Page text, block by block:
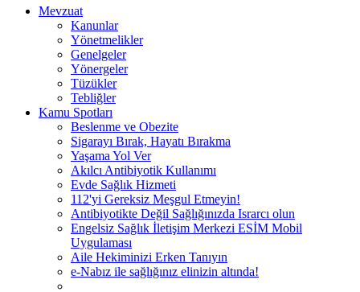
Mevzuat
Kanunlar
Yönetmelikler
Genelgeler
Yönergeler
Tüzükler
Tebliğler
Kamu Spotları
Beslenme ve Obezite
Sigarayı Bırak, Hayatı Bırakma
Yaşama Yol Ver
Akılcı Antibiyotik Kullanımı
Evde Sağlık Hizmeti
112'yi Gereksiz Meşgul Etmeyin!
Antibiyotikte Değil Sağlığınızda Israrcı olun
Engelsiz Sağlık İletişim Merkezi ESİM Mobil
Uygulaması
Aile Hekiminizi Erken Tanıyın
e-Nabız ile sağlığınız elinizin altında!